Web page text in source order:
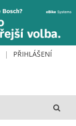
PŘIHLÁŠENÍ